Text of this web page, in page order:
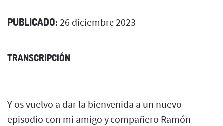
PUBLICADO: 26 diciembre 2023
TRANSCRIPCIÓN
Y os vuelvo a dar la bienvenida a un nuevo
episodio con mi amigo y compañero Ramón